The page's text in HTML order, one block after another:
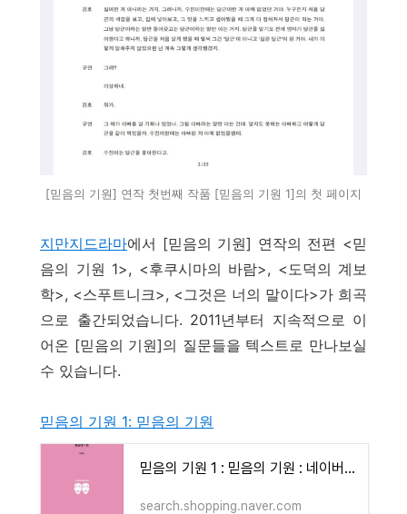
[믿음의 기원] 연작 첫번째 작품 [믿음의 기원 1]의 첫 페이지
지만지드라마에서 [믿음의 기원] 연작의 전편 <믿
음의 기원 1>, <후쿠시마의 바람>, <도덕의 계보
학>, <스푸트니크>, <그것은 너의 말이다>가 희곡
으로 출간되었습니다. 2011년부터 지속적으로 이
어온 [믿음의 기원]의 질문들을 텍스트로 만나보실
수 있습니다.
믿음의 기원 1: 믿음의 기원
믿음의 기원 1 : 믿음의 기원 : 네이버 도서
search.shopping.naver.com